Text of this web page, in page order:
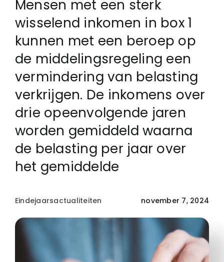
Contact
Mensen met een sterk
wisselend inkomen in box 1
kunnen met een beroep op
de middelingsregeling een
vermindering van belasting
verkrijgen. De inkomens over
drie opeenvolgende jaren
worden gemiddeld waarna
de belasting per jaar over
het gemiddelde
Eindejaarsactualiteiten november 7, 2024